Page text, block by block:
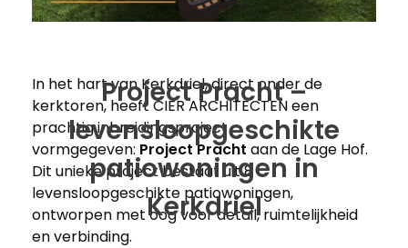
Project Pracht –
levensloopgeschikte
patiowoningen in
Kerkdriel
In het hart van Kerkdriel, direct onder de
kerktoren, heeft CIER ARCHITECTEN een
prachtig inbreidingsproject
vormgegeven: Project Pracht aan de Lage Hof.
Dit unieke project bestaat uit 8
levensloopgeschikte patiowoningen,
ontworpen met oog voor detail, ruimtelijkheid
en verbinding.